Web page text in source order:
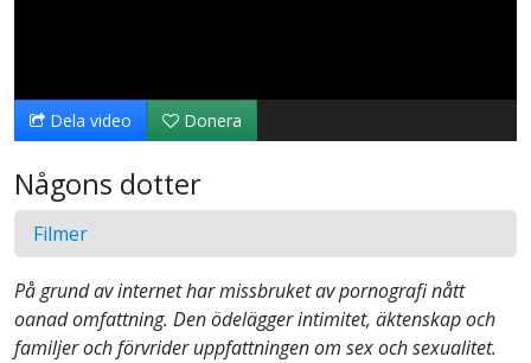
video
Dela video Donera
Någons dotter
Filmer
På grund av internet har missbruket av pornografi nått
oanad omfattning. Den ödelägger intimitet, äktenskap och
familjer och förvrider uppfattningen om sex och sexualitet.